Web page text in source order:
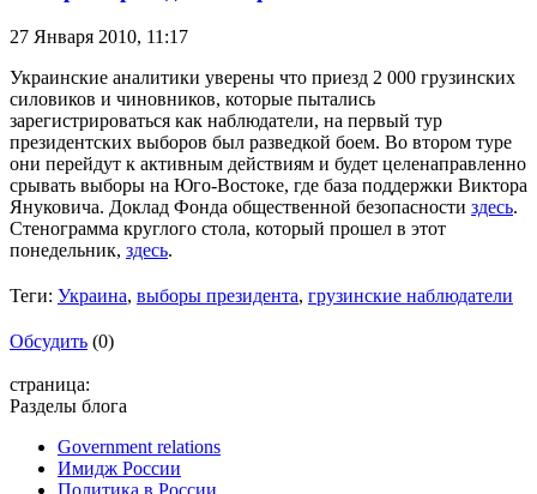
27 Января 2010, 11:17
Украинские аналитики уверены что приезд 2 000 грузинских
силовиков и чиновников, которые пытались
зарегистрироваться как наблюдатели, на первый тур
президентских выборов был разведкой боем. Во втором туре
они перейдут к активным действиям и будет целенаправленно
срывать выборы на Юго-Востоке, где база поддержки Виктора
Януковича. Доклад Фонда общественной безопасности здесь.
Стенограмма круглого стола, который прошел в этот
понедельник, здесь.
Теги: Украина, выборы президента, грузинские наблюдатели
Обсудить (0)
страница:
Разделы блога
Government relations
Имидж России
Политика в России